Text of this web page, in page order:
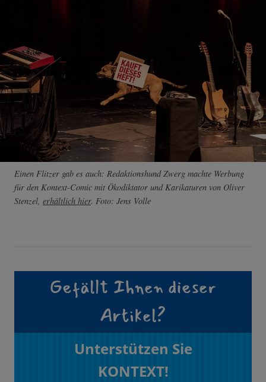
Einen Flitzer gab es auch: Redaktionshund Zwerg machte Werbung
für den Kontext-Comic mit Ökodiktator und Karikaturen von Oliver
Stenzel, erhältlich hier. Foto: Jens Volle
Gefällt Ihnen dieser
Artikel?
Unterstützen Sie
KONTEXT!